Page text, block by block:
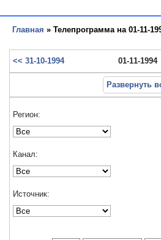
Главная » Телепрограмма на 01-11-
<< 31-10-1994 01-11-1994
Развернуть
Регион:
Канал:
Источник: